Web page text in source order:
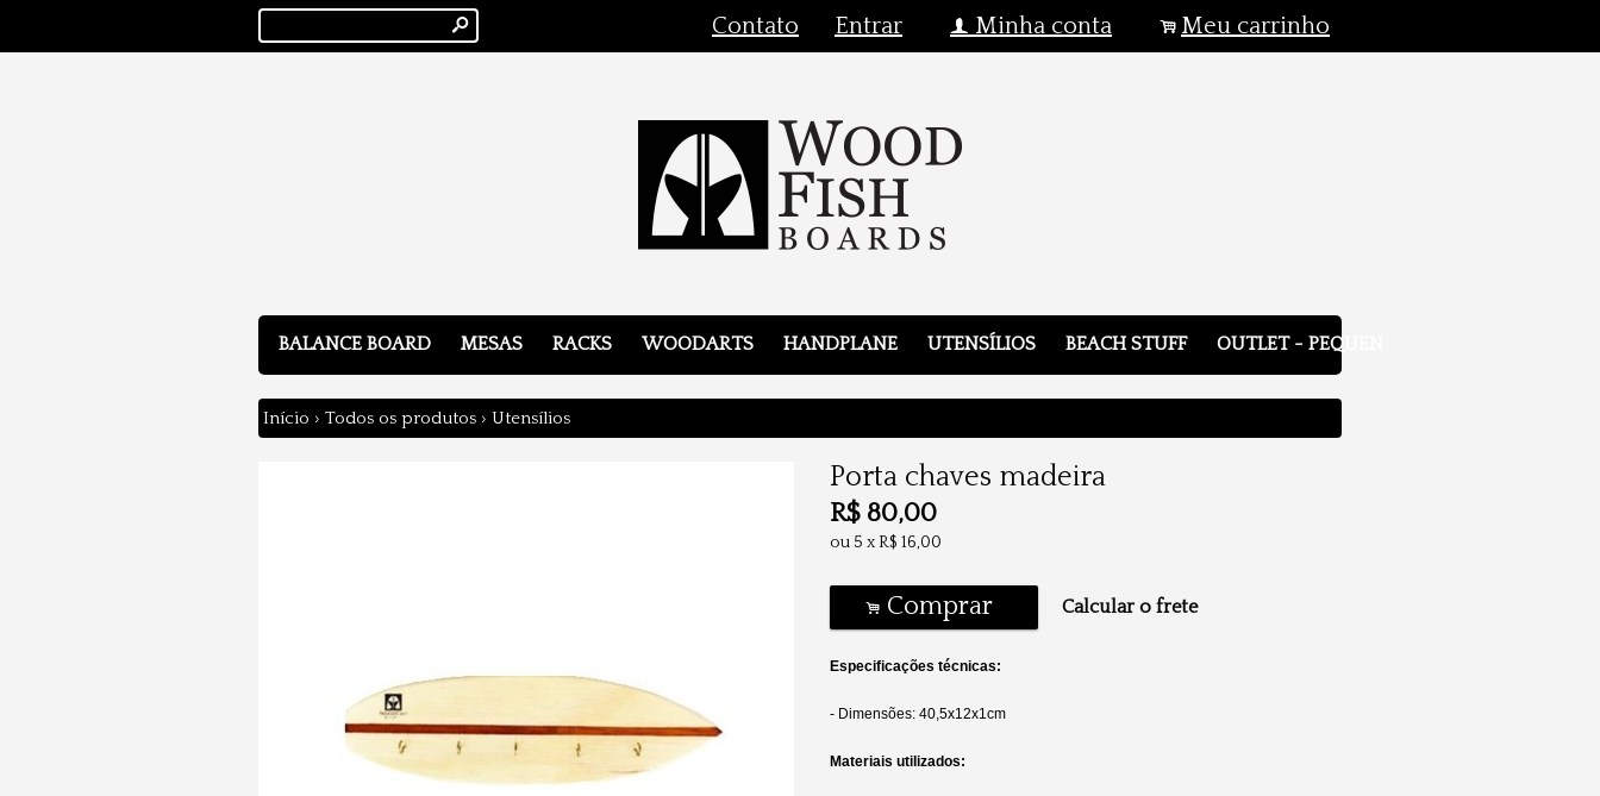
s Contato Entrar f Minha conta .Meu carrinho
BALANCE BOARD MESAS RACKS WOODARTS HANDPLANE UTENSÍLIOS BEACH STUFF OUTLET - PEQUENOS DEFEITOS
Início › Todos os produtos › Utensílios
Porta chaves madeira
R$ 80,00
ou 5 xR$ 16,00
. Comprar Calcular o frete
Especificações técnicas:
- Dimensões: 40,5x12x1cm
Materiais utilizados: